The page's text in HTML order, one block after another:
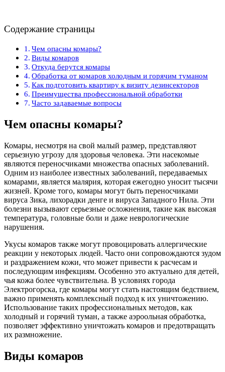
Содержание страницы
Чем опасны комары?
Виды комаров
Откуда берутся комары
Обработка от комаров холодным и горячим туманом
Как подготовить квартиру к визиту дезинсекторов
Преимущества профессиональной обработки
Часто задаваемые вопросы
Чем опасны комары?
Комары, несмотря на свой малый размер, представляют
серьезную угрозу для здоровья человека. Эти насекомые
являются переносчиками множества опасных заболеваний.
Одним из наиболее известных заболеваний, передаваемых
комарами, является малярия, которая ежегодно уносит тысячи
жизней. Кроме того, комары могут быть переносчиками
вируса Зика, лихорадки денге и вируса Западного Нила. Эти
болезни вызывают серьезные осложнения, такие как высокая
температура, головные боли и даже неврологические
нарушения.
Укусы комаров также могут провоцировать аллергические
реакции у некоторых людей. Часто они сопровождаются зудом
и раздражением кожи, что может привести к расчесам и
последующим инфекциям. Особенно это актуально для детей,
чья кожа более чувствительна. В условиях города
Электрогорска, где комары могут стать настоящим бедствием,
важно применять комплексный подход к их уничтожению.
Использование таких профессиональных методов, как
холодный и горячий туман, а также аэроольная обработка,
позволяет эффективно уничтожать комаров и предотвращать
их размножение.
Виды комаров